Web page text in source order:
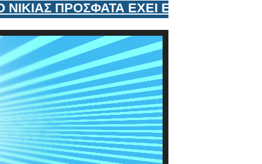
ΠΡΟΣΦΑΤΑ ΕΧΕΙ ΕΝΤΑΞΕΙ ΣΤΟΝ